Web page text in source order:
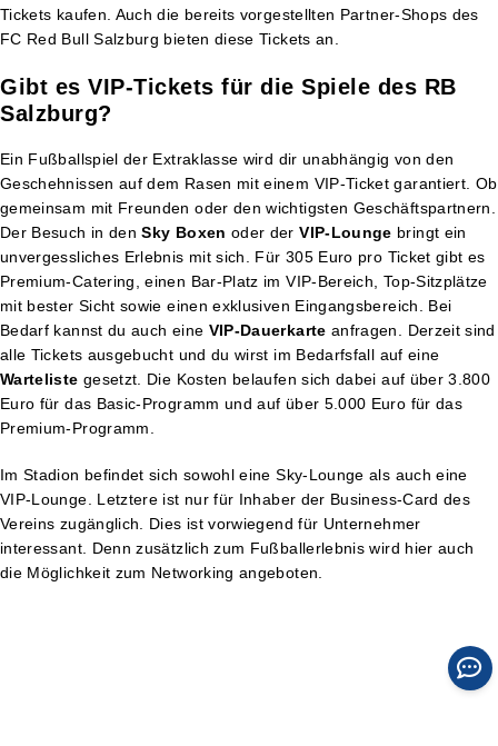
Tickets kaufen. Auch die bereits vorgestellten Partner-Shops des
FC Red Bull Salzburg bieten diese Tickets an.
Gibt es VIP-Tickets für die Spiele des RB
Salzburg?
Ein Fußballspiel der Extraklasse wird dir unabhängig von den
Geschehnissen auf dem Rasen mit einem VIP-Ticket garantiert. Ob
gemeinsam mit Freunden oder den wichtigsten Geschäftspartnern.
Der Besuch in denSky Boxen oder derVIP-Lounge bringt ein
unvergessliches Erlebnis mit sich. Für 305 Euro pro Ticket gibt es
Premium-Catering, einen Bar-Platz im VIP-Bereich, Top-Sitzplätze
mit bester Sicht sowie einen exklusiven Eingangsbereich. Bei
Bedarf kannst du auch eine VIP-Dauerkarte anfragen. Derzeit sind
alle Tickets ausgebucht und du wirst im Bedarfsfall auf eine
Warteliste gesetzt. Die Kosten belaufen sich dabei auf über 3.800
Euro für das Basic-Programm und auf über 5.000 Euro für das
Premium-Programm.
Im Stadion befindet sich sowohl eine Sky-Lounge als auch eine
VIP-Lounge. Letztere ist nur für Inhaber der Business-Card des
Vereins zugänglich. Dies ist vorwiegend für Unternehmer
interessant. Denn zusätzlich zum Fußballerlebnis wird hier auch
die Möglichkeit zum Networking angeboten.